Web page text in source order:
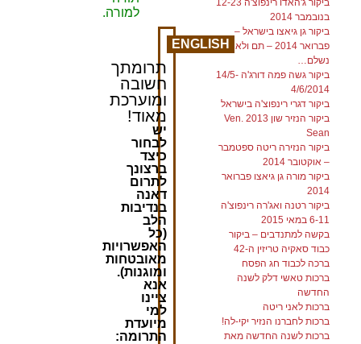
ביקור ג'האדו רינפוצ'ה 12-23
בנובמבר 2014
ביקור גן גיאצו בישראל –
פברואר 2014 – תם ולא
נשלם…
ביקור גשה פמה דורג'ה 14/5-
4/6/2014
ביקור דגרי רינפוצ'ה בישראל
ביקור הנזיר שון 2013 Ven.
Sean
ביקור הנזירה ריטה ספטמבר
– אוקטובר 2014
ביקור מורה גן גיאצו פברואר
2014
ביקור רטנה ואג'רה רינפוצ'ה
6-11 במאי 2015
בקשה למתנדבים – ביקור
כבוד סאקיה טריזין ה-42
ברכה לכבוד חג הפסח
ברכות טאשי דלק לשנה
החדשה
ברכות לאני ריטה
ברכות לחברנו הנזיר יקי-לה!
ברכות לשנה החדשה מאת
למורה.
ENGLISH
תרומתך
חשובה
ומוערכת
מאוד!
יש
לבחור
כיצד
ברצונך
לתרום
דאנה
בנדיבות
הלב
(כל
האפשרויות
מאובטחות
ומוגנות).
אנא
ציינו
למי
מיועדת
התרומה: